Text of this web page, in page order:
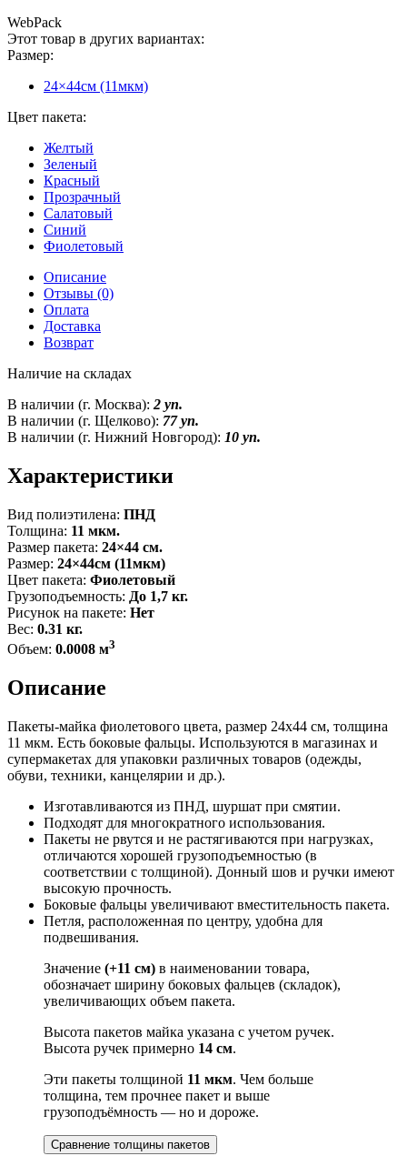
WebPack
Этот товар в других вариантах:
Размер:
24×44см (11мкм)
Цвет пакета:
Желтый
Зеленый
Красный
Прозрачный
Салатовый
Синий
Фиолетовый
Описание
Отзывы (0)
Оплата
Доставка
Возврат
Наличие на складах
В наличии (г. Москва): 2 уп.
В наличии (г. Щелково): 77 уп.
В наличии (г. Нижний Новгород): 10 уп.
Характеристики
Вид полиэтилена: ПНД
Толщина: 11 мкм.
Размер пакета: 24×44 см.
Размер: 24×44см (11мкм)
Цвет пакета: Фиолетовый
Грузоподъемность: До 1,7 кг.
Рисунок на пакете: Нет
Вес: 0.31 кг.
Объем: 0.0008 м3
Описание
Пакеты-майка фиолетового цвета, размер 24x44 см, толщина
11 мкм. Есть боковые фальцы. Используются в магазинах и
супермакетах для упаковки различных товаров (одежды,
обуви, техники, канцелярии и др.).
Изготавливаются из ПНД, шуршат при смятии.
Подходят для многократного использования.
Пакеты не рвутся и не растягиваются при нагрузках,
отличаются хорошей грузоподъемностью (в
соответствии с толщиной). Донный шов и ручки имеют
высокую прочность.
Боковые фальцы увеличивают вместительность пакета.
Петля, расположенная по центру, удобна для
подвешивания.
Значение (+11 см) в наименовании товара,
обозначает ширину боковых фальцев (складок),
увеличивающих объем пакета.
Высота пакетов майка указана с учетом ручек.
Высота ручек примерно 14 см.
Эти пакеты толщиной 11 мкм. Чем больше
толщина, тем прочнее пакет и выше
грузоподъёмность — но и дороже.
Сравнение толщины пакетов